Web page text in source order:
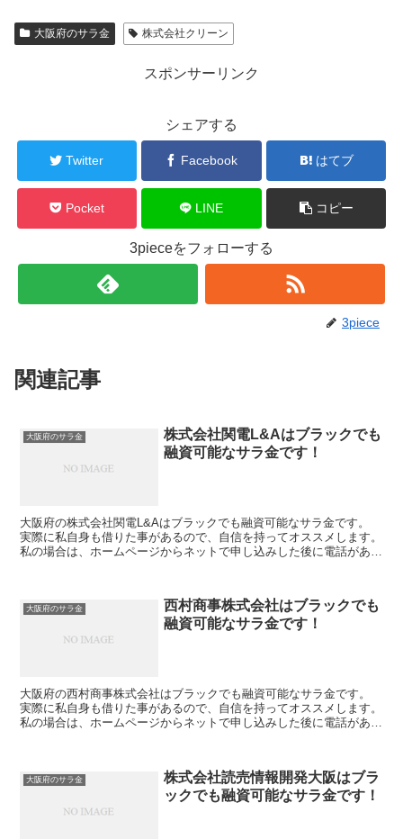
大阪府のサラ金 株式会社クリーン
スポンサーリンク
シェアする
Twitter Facebook はてブ
Pocket LINE コピー
3pieceをフォローする
3piece
関連記事
大阪府のサラ金
株式会社関電L&Aはブラックでも
融資可能なサラ金です！
大阪府の株式会社関電L&Aはブラックでも融資可能なサラ金です。
実際に私自身も借りた事があるので、自信を持ってオススメします。
私の場合は、ホームページからネットで申し込みした後に電話があ
大阪府のサラ金
西村商事株式会社はブラックでも
融資可能なサラ金です！
大阪府の西村商事株式会社はブラックでも融資可能なサラ金です。
実際に私自身も借りた事があるので、自信を持ってオススメします。
私の場合は、ホームページからネットで申し込みした後に電話があ
大阪府のサラ金
株式会社読売情報開発大阪はブラ
ックでも融資可能なサラ金です！